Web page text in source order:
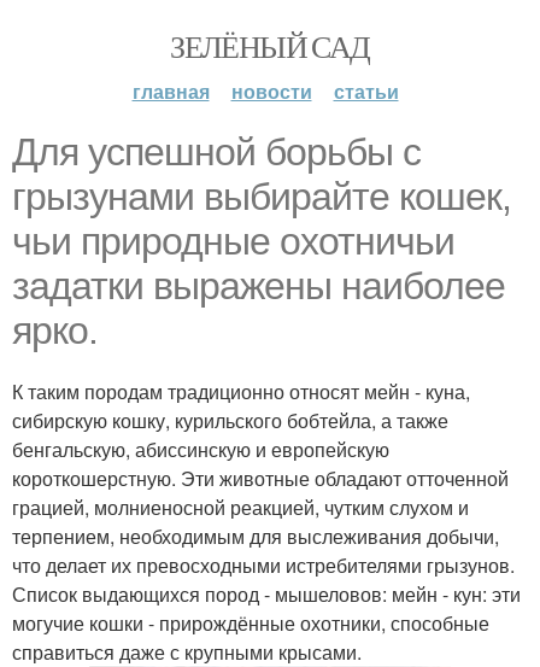
ЗЕЛЁНЫЙ САД
главная новости статьи
Для успешной борьбы с
грызунами выбирайте кошек,
чьи природные охотничьи
задатки выражены наиболее
ярко.
К таким породам традиционно относят мейн - куна,
сибирскую кошку, курильского бобтейла, а также
бенгальскую, абиссинскую и европейскую
короткошерстную. Эти животные обладают отточенной
грацией, молниеносной реакцией, чутким слухом и
терпением, необходимым для выслеживания добычи,
что делает их превосходными истребителями грызунов.
Список выдающихся пород - мышеловов: мейн - кун: эти
могучие кошки - прирождённые охотники, способные
справиться даже с крупными крысами.